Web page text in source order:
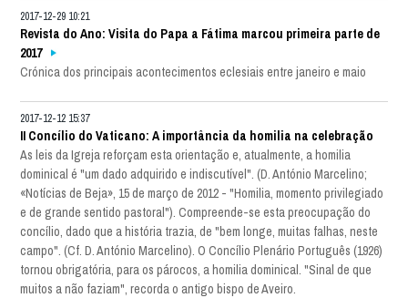
2017-12-29 10:21
Revista do Ano: Visita do Papa a Fátima marcou primeira parte de
2017
Crónica dos principais acontecimentos eclesiais entre janeiro e maio
2017-12-12 15:37
II Concílio do Vaticano: A importância da homilia na celebração
As leis da Igreja reforçam esta orientação e, atualmente, a homilia
dominical é "um dado adquirido e indiscutível". (D. António Marcelino;
«Notícias de Beja», 15 de março de 2012 - "Homilia, momento privilegiado
e de grande sentido pastoral"). Compreende-se esta preocupação do
concílio, dado que a história trazia, de "bem longe, muitas falhas, neste
campo". (Cf. D. António Marcelino). O Concílio Plenário Português (1926)
tornou obrigatória, para os párocos, a homilia dominical. "Sinal de que
muitos a não faziam", recorda o antigo bispo de Aveiro.